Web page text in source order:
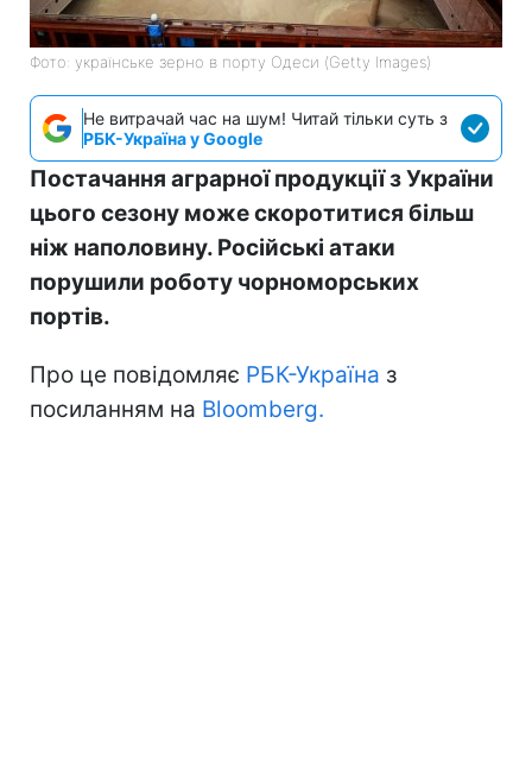
Фото: українське зерно в порту Одеси (Getty Images)
Не витрачай час на шум! Читай тільки суть з
РБК-Україна у Google
Постачання аграрної продукції з України
цього сезону може скоротитися більш
ніж наполовину. Російські атаки
порушили роботу чорноморських
портів.
Про це повідомляє РБК-Україна з
посиланням на Bloomberg.